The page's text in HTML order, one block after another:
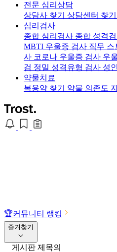
전문 심리상담
상담사 찾기 상담센터 찾기
심리검사
종합 심리검사 종합 성격
MBTI 우울증 검사 직무 스
사 코로나 우울증 검사 우
검 정밀 성격유형 검사 성
약물치료
복용약 찾기 약물 의존도
🏆커뮤니티 랭킹
즐겨찾기
게시판 제목의